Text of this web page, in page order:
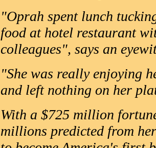
"Oprah spent lunch
food at hotel restaurant
colleagues", says an
"She was really enjoying
and left nothing on her
With a $725 million
millions predicted from